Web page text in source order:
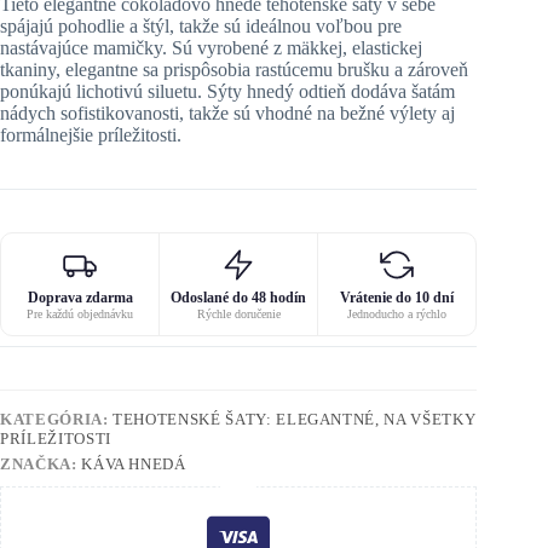
spájajú pohodlie a štýl, takže sú ideálnou voľbou pre
nastávajúce mamičky. Sú vyrobené z mäkkej, elastickej
tkaniny, elegantne sa prispôsobia rastúcemu brušku a zároveň
ponúkajú lichotivú siluetu. Sýty hnedý odtieň dodáva šatám
nádych sofistikovanosti, takže sú vhodné na bežné výlety aj
formálnejšie príležitosti.
Doprava zdarma
Pre každú objednávku
Odoslané do 48 hodín
Rýchle doručenie
Vrátenie do 10 dní
Jednoducho a rýchlo
KATEGÓRIA:TEHOTENSKÉ ŠATY: ELEGANTNÉ, NA VŠETKY
PRÍLEŽITOSTI
ZNAČKA:KÁVA HNEDÁ